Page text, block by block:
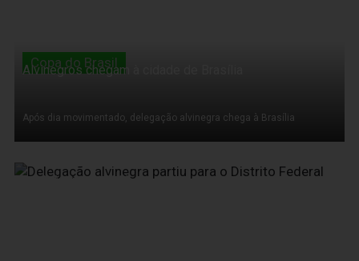
Copa do Brasil
Alvinegros chegam à cidade de Brasília
Após dia movimentado, delegação alvinegra chega à Brasília
14 de Março de 2011